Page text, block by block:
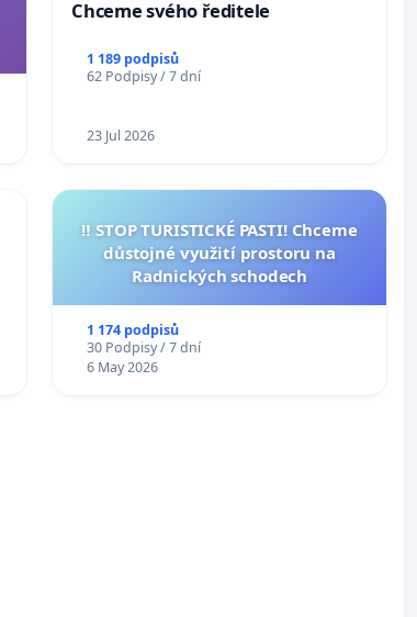
Chceme svého ředitele
1 189 podpisů
62 Podpisy / 7 dní
23 Jul 2026
‼️ STOP TURISTICKÉ PASTI! Chceme
důstojné využití prostoru na
Radnických schodech
1 174 podpisů
30 Podpisy / 7 dní
6 May 2026